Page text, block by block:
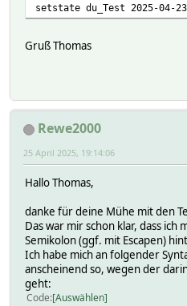
setstate du_Test 2025-04-
Gruß Thomas
Rewe2000
25 April 2025, 19:14:06
Hallo Thomas,
danke für deine Mühe mit den
Das war mir schon klar, dass
Semikolon (ggf. mit Escapen)
Ich habe mich an folgender
anscheinend so, wegen der
geht:
Code Auswählen